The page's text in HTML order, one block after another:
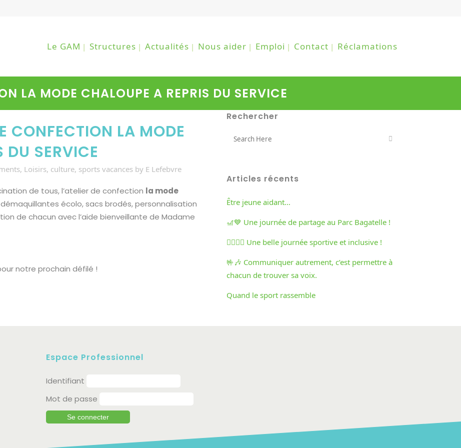
Le GAM Structures Actualités Nous aider Emploi Contact Réclamations
LA MODE CHALOUPE A REPRIS DU SERVICE
CONFECTION LA MODE
DU SERVICE
, Loisirs, culture, sports vacances by E Lefebvre
de tous, l’atelier de confection la mode
écolo, sacs brodés, personnalisation
de chacun avec l’aide bienveillante de Madame
notre prochain défilé !
Rechercher
Articles récents
Être jeune aidant…
🎢💙 Une journée de partage au Parc Bagatelle !
🏃‍♀️🏃‍♂️ Une belle journée sportive et inclusive !
🤟🎶 Communiquer autrement, c’est permettre à
chacun de trouver sa voix.
Quand le sport rassemble
Espace Professionnel
Identifiant
Mot de passe